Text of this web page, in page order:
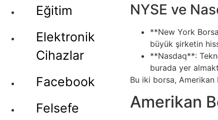
Eğitim
Elektronik
Cihazlar
Facebook
Felsefe
NYSE ve
**New York
büyük şirketin
**Nasdaq**:
burada yer
Bu iki borsa, Amerikan
Amerikan